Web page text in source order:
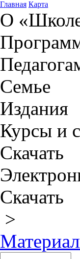
Главная Карта
О
Семье
Издания
Курсы и
Скачать
Скачать
>